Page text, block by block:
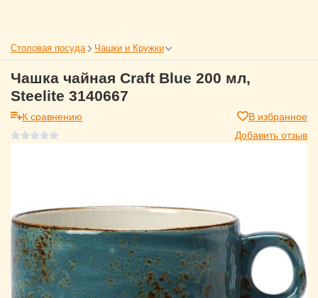
Столовая посуда Чашки и Кружки
Чашка чайная Craft Blue 200 мл,
Steelite 3140667
К сравнению
В избранное
Добавить отзыв